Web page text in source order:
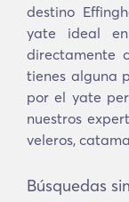
destino
yate ideal en
directamente
tienes alguna
por el yate
nuestros
veleros,
Búsquedas